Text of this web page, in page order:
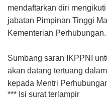
mendaftarkan diri
jabatan Pimpinan Tinggi
Kementerian Perhubungan.
Sumbang saran IKPPNI
akan datang tertuang
kepada Mentri
*** Isi surat terlampir